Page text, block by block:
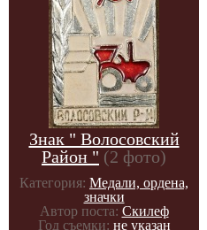
Знак " Волосовский
Район " (2 фото)
Категория: Медали, ордена,
значки
Автор поста: Скилеф
Год съемки: не указан